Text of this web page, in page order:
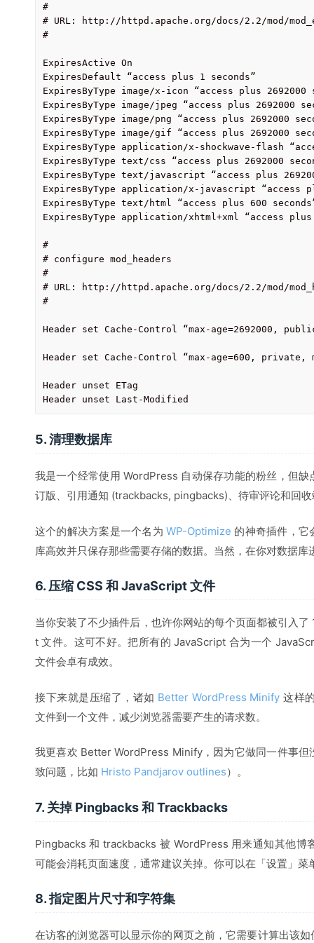
#
# URL: http://httpd.apache.org/docs/2.2/mod/
#
ExpiresActive On
ExpiresDefault “access plus 1 seconds”
ExpiresByType image/x-icon “access plus 2692000
ExpiresByType image/jpeg “access plus 2692000
ExpiresByType image/png “access plus 2692000
ExpiresByType image/gif “access plus 2692000
ExpiresByType application/x-shockwave-flash
ExpiresByType text/css “access plus 2692000
ExpiresByType text/javascript “access plus
ExpiresByType application/x-javascript “access
ExpiresByType text/html “access plus 600
ExpiresByType application/xhtml+xml “access plus
#
# configure mod_headers
#
# URL: http://httpd.apache.org/docs/2.2/mod/
#
Header set Cache-Control “max-age=2692000,
Header set Cache-Control “max-age=600, private,
Header unset ETag
Header unset Last-Modified
5. 清理数据库
我是一个经常使用 WordPress 自动保存功能的粉丝，但
订版、引用通知 (trackbacks, pingbacks)、待审评论和回
这个的解决方案是一个名为WP-Optimize 的神奇插件，它
库高效并只保存那些需要存储的数据。当然，在你对数据
6. 压缩 CSS 和 JavaScript 文件
当你安装了不少插件后，也许你网站的每个页面都被引入
t 文件。这可不好。把所有的 JavaScript 合为一个
文件会卓有成效。
接下来就是压缩了，诸如 Better WordPress Minify 这样
文件到一个文件，减少浏览器需要产生的请求数。
我更喜欢 Better WordPress Minify，因为它做同一件事但
致问题，比如 Hristo Pandjarov outlines）。
7. 关掉 Pingbacks 和 Trackbacks
Pingbacks 和 trackbacks 被 WordPress 用来通知其他博
可能会消耗页面速度，通常建议关掉。你可以在「设置」
8. 指定图片尺寸和字符集
在访客的浏览器可以显示你的网页之前，它需要计算出该